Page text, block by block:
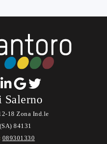
Salerno
18 Zona Ind.le
84131
089301330